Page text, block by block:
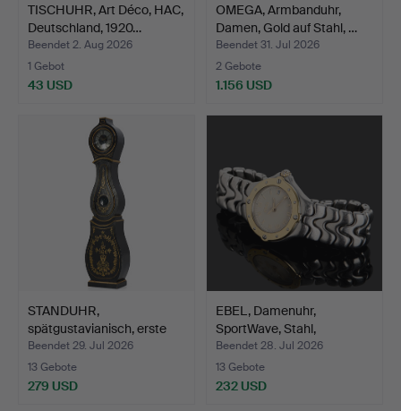
TISCHUHR, Art Déco, HAC,
Deutschland, 1920…
Beendet 2. Aug 2026
1 Gebot
43 USD
OMEGA, Armbanduhr,
Damen, Gold auf Stahl, …
Beendet 31. Jul 2026
2 Gebote
1.156 USD
STANDUHR,
spätgustavianisch, erste
Hälfte …
Beendet 29. Jul 2026
13 Gebote
279 USD
EBEL, Damenuhr,
SportWave, Stahl,
1990er/2…
Beendet 28. Jul 2026
13 Gebote
232 USD